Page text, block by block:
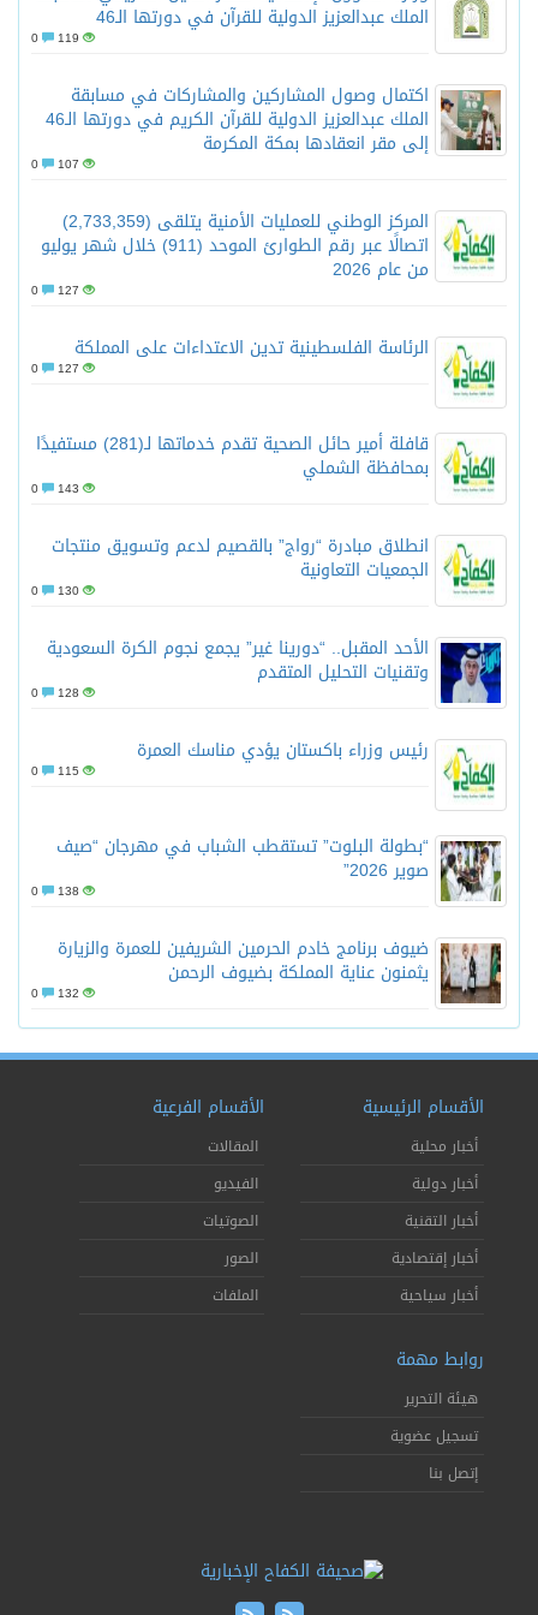
الملك عبدالعزيز الدولية للقرآن في دورتها الـ46
119
اكتمال وصول المشاركين والمشاركات في مسابقة
الملك عبدالعزيز الدولية للقرآن الكريم في دورتها الـ46
إلى مقر انعقادها بمكة المكرمة
107
المركز الوطني للعمليات الأمنية يتلقى (2,733,359)
اتصالًا عبر رقم الطوارئ الموحد (911) خلال شهر يوليو
من عام 2026
127
الرئاسة الفلسطينية تدين الاعتداءات على المملكة
127
قافلة أمير حائل الصحية تقدم خدماتها لـ(281) مستفيدًا
بمحافظة الشملي
143
انطلاق مبادرة “رواج” بالقصيم لدعم وتسويق منتجات
الجمعيات التعاونية
130
الأحد المقبل.. “دورينا غير” يجمع نجوم الكرة السعودية
وتقنيات التحليل المتقدم
128
رئيس وزراء باكستان يؤدي مناسك العمرة
115
“بطولة البلوت” تستقطب الشباب في مهرجان “صيف
صوير 2026”
138
ضيوف برنامج خادم الحرمين الشريفين للعمرة والزيارة
يثمنون عناية المملكة بضيوف الرحمن
132
الأقسام الرئيسية
أخبار محلية
أخبار دولية
أخبار التقنية
أخبار إقتصادية
أخبار سياحية
الأقسام الفرعية
المقالات
الفيديو
الصوتيات
الصور
الملفات
روابط مهمة
هيئة التحرير
تسجيل عضوية
إتصل بنا